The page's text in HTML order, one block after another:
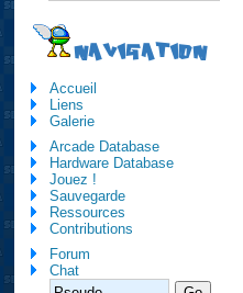
NAVIGATION
Accueil
Liens
Galerie
Arcade Database
Hardware Database
Jouez !
Sauvegarde
Ressources
Contributions
Forum
Chat